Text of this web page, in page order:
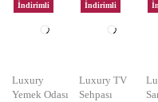
İndirimli
Luxury
Yemek Odası
İndirimli
Luxury TV
Sehpası